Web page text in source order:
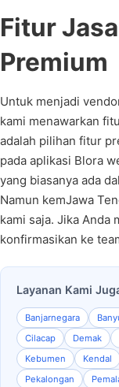
Fitur
Premium
Untuk menjadi
kami menawarkan
adalah pilihan fitur
pada aplikasi Blora
yang biasanya ada
Namun kemJawa
kami saja. Jika
konfirmasikan ke
Layanan Kami
Banjarnegara
Cilacap
Demak
Kebumen
Kendal
Pekalongan